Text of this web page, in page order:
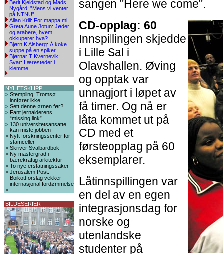
Berit Kjeldstad og Mads
Nygård: ”Mens vi venter
på NTNU”
Allan Krill: For mappa mi
Greta Aune Jotun: Jøder
og arabere, hvem
okkuperer hva?
Bjørn K Alsberg: Å koke
suppe på en spiker
Bjørnar T Kvernevik:
Svar: Læresteder i
klemme
NYHETSKLIPP
> Stempling: Tromsø
innfører ikke
> Sett denne ørnen før?
> Fant jernalderens
“missing link”
> 130 universitetsansatte
kan miste jobben
> Nytt forskningssenter for
stamceller
> Skriver Svalbardbok
> Ny mastergrad i
bærekraftig arkitektur
> To nye erstatningssaker
> Jerusalem Post:
Boikottforslag vekker
internasjonal fordømmelse
>
BILDESERIER
sangen "Here we come".
CD-opplag: 60
Innspillingen skjedde
i Lille Sal i
Olavshallen. Øving
og opptak var
unnagjort i løpet av
få timer. Og nå er
låta kommet ut på
CD med et
førsteopplag på 60
eksemplarer.
Låtinnspillingen var
en del av en egen
integrasjonsdag for
norske og
utenlandske
studenter på